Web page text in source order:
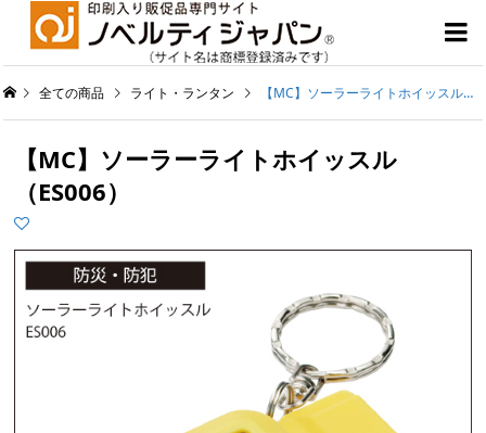

全ての商品 ライト・ランタン 【MC】ソーラーライトホイッスル（ES006）
【MC】ソーラーライトホイッスル
（ES006）